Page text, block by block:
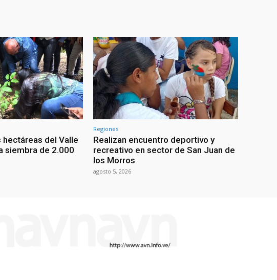
del Valle
siembra de 2.000
Regiones
Realizan encuentro deportivo y
recreativo en sector de San Juan de
los Morros
agosto 5, 2026